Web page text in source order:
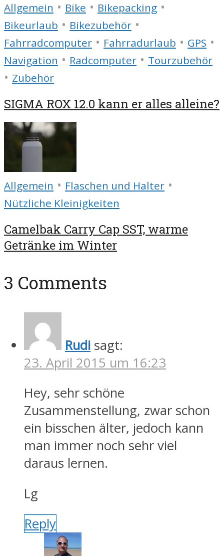
Allgemein • Bike • Bikepacking •
Bikeurlaub • Bikezubehör •
Fahrradcomputer • Fahrradurlaub • GPS •
Navigation • Radcomputer • Tourzubehör
• Zubehör
SIGMA ROX 12.0 kann er alles alleine?
Allgemein • Flaschen und Halter •
Nützliche Kleinigkeiten
Camelbak Carry Cap SST, warme
Getränke im Winter
3 Comments
Rudi sagt:
23. April 2015 um 16:23
Hey, sehr schöne
Zusammenstellung, zwar schon
ein bisschen älter, jedoch kann
man immer noch sehr viel
daraus lernen.
Lg
Reply